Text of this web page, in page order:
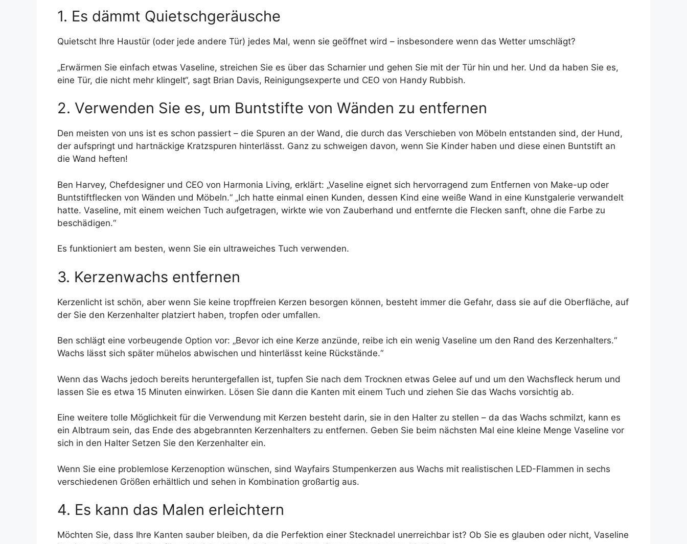
1. Es dämmt Quietschgeräusche
Quietscht Ihre Haustür (oder jede andere Tür) jedes Mal, wenn sie geöffnet wird – insbesondere wenn das Wetter umschlägt?
„Erwärmen Sie einfach etwas Vaseline, streichen Sie es über das Scharnier und gehen Sie mit der Tür hin und her. Und da haben Sie es,
eine Tür, die nicht mehr klingelt“, sagt Brian Davis, Reinigungsexperte und CEO von Handy Rubbish.
2. Verwenden Sie es, um Buntstifte von Wänden zu entfernen
Den meisten von uns ist es schon passiert – die Spuren an der Wand, die durch das Verschieben von Möbeln entstanden sind, der Hund,
der aufspringt und hartnäckige Kratzspuren hinterlässt. Ganz zu schweigen davon, wenn Sie Kinder haben und diese einen Buntstift an
die Wand heften!
Ben Harvey, Chefdesigner und CEO von Harmonia Living, erklärt: „Vaseline eignet sich hervorragend zum Entfernen von Make-up oder
Buntstiftflecken von Wänden und Möbeln.“ „Ich hatte einmal einen Kunden, dessen Kind eine weiße Wand in eine Kunstgalerie verwandelt
hatte. Vaseline, mit einem weichen Tuch aufgetragen, wirkte wie von Zauberhand und entfernte die Flecken sanft, ohne die Farbe zu
beschädigen.“
Es funktioniert am besten, wenn Sie ein ultraweiches Tuch verwenden.
3. Kerzenwachs entfernen
Kerzenlicht ist schön, aber wenn Sie keine tropffreien Kerzen besorgen können, besteht immer die Gefahr, dass sie auf die Oberfläche, auf
der Sie den Kerzenhalter platziert haben, tropfen oder umfallen.
Ben schlägt eine vorbeugende Option vor: „Bevor ich eine Kerze anzünde, reibe ich ein wenig Vaseline um den Rand des Kerzenhalters.“
Wachs lässt sich später mühelos abwischen und hinterlässt keine Rückstände.“
Wenn das Wachs jedoch bereits heruntergefallen ist, tupfen Sie nach dem Trocknen etwas Gelee auf und um den Wachsfleck herum und
lassen Sie es etwa 15 Minuten einwirken. Lösen Sie dann die Kanten mit einem Tuch und ziehen Sie das Wachs vorsichtig ab.
Eine weitere tolle Möglichkeit für die Verwendung mit Kerzen besteht darin, sie in den Halter zu stellen – da das Wachs schmilzt, kann es
ein Albtraum sein, das Ende des abgebrannten Kerzenhalters zu entfernen. Geben Sie beim nächsten Mal eine kleine Menge Vaseline vor
sich in den Halter Setzen Sie den Kerzenhalter ein.
Wenn Sie eine problemlose Kerzenoption wünschen, sind Wayfairs Stumpenkerzen aus Wachs mit realistischen LED-Flammen in sechs
verschiedenen Größen erhältlich und sehen in Kombination großartig aus.
4. Es kann das Malen erleichtern
Möchten Sie, dass Ihre Kanten sauber bleiben, da die Perfektion einer Stecknadel unerreichbar ist? Ob Sie es glauben oder nicht, Vaseline